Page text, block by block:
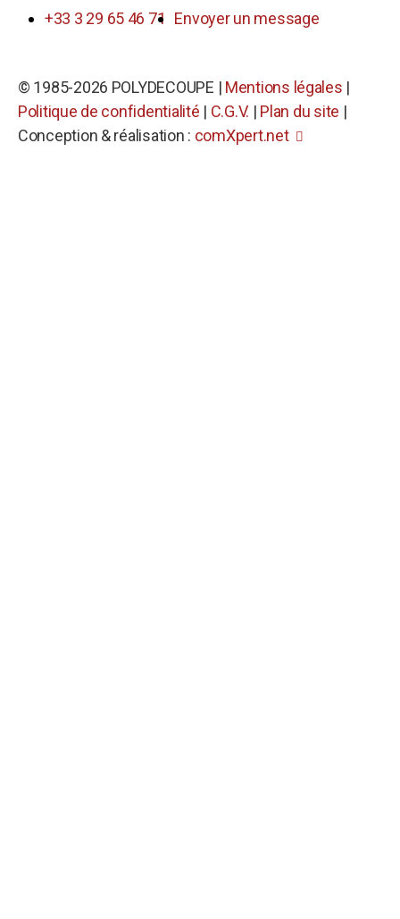
+33 3 29 65 46 71
Envoyer un message
© 1985-2026 POLYDECOUPE | Mentions légales |
Politique de confidentialité | C.G.V. | Plan du site |
Conception & réalisation : comXpert.net